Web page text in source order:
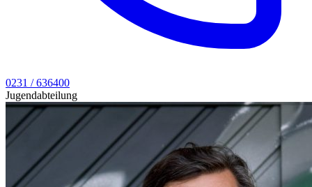
0231 / 636400
Jugendabteilung